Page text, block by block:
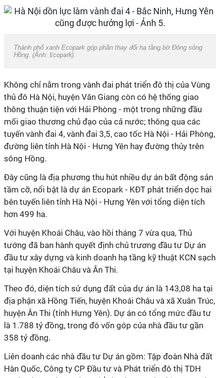
Thành phố xanh Ecopark góp phần thay đổi hạ tầng bờ Đông sông
Hồng. (Ảnh: Ecopark).
Không chỉ nằm trong vành đai phát triển đô thị của Vùng
thủ đô Hà Nội, huyện Văn Giang còn có hệ thống giao
thông thuận tiện với Hải Phòng - một trong những đầu
mối giao thương chủ đạo của cả nước; thông qua các
tuyến vành đai 4, vành đai 3,5, cao tốc Hà Nội - Hải Phòng,
đường liên tỉnh Hà Nội - Hưng Yên hay đường thủy trên
sông Hồng.
Đây cũng là địa phương thu hút nhiều dự án bất động sản
tầm cỡ, nổi bật là dự án Ecopark - KĐT phát triển dọc hai
bên tuyến liên tỉnh Hà Nội - Hưng Yên với tổng diện tích
hơn 499 ha.
Với huyện Khoái Châu, vào hồi tháng 7 vừa qua, Thủ
tướng đã ban hành quyết định chủ trương đầu tư Dự án
đầu tư xây dựng và kinh doanh hạ tầng kỹ thuật KCN sạch
tại huyện Khoái Châu và Ân Thi.
Theo đó, diện tích sử dụng đất của dự án là 143,08 ha tại
địa phận xã Hồng Tiến, huyện Khoái Châu và xã Xuân Trúc,
huyện Ân Thi (tỉnh Hưng Yên). Dự án có tổng mức đầu tư
là 1.788 tỷ đồng, trong đó vốn góp của nhà đầu tư gần
358 tỷ đồng.
Liên doanh các nhà đầu tư Dự án gồm: Tập đoàn Nhà đất
Hàn Quốc, Công ty CP Đầu tư và Phát triển đô thị TDH